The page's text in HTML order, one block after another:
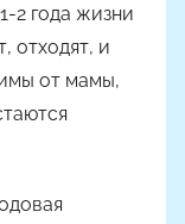
2 года жизни
отходят, и
от мамы,